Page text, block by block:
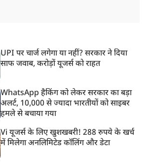
UPI पर चार्ज लगेगा या नहीं? सरकार ने दिया
साफ जवाब, करोड़ों यूजर्स को राहत
WhatsApp हैकिंग को लेकर सरकार का बड़ा
अलर्ट, 10,000 से ज्यादा भारतीयों को साइबर
हमले से बचाया गया
Vi यूजर्स के लिए खुशखबरी! 288 रुपये के खर्च
में मिलेगा अनलिमिटेड कॉलिंग और डेटा